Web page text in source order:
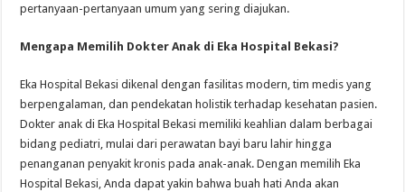
pertanyaan-pertanyaan umum yang sering diajukan.
Mengapa Memilih Dokter Anak di Eka Hospital Bekasi?
Eka Hospital Bekasi dikenal dengan fasilitas modern, tim medis yang
berpengalaman, dan pendekatan holistik terhadap kesehatan pasien.
Dokter anak di Eka Hospital Bekasi memiliki keahlian dalam berbagai
bidang pediatri, mulai dari perawatan bayi baru lahir hingga
penanganan penyakit kronis pada anak-anak. Dengan memilih Eka
Hospital Bekasi, Anda dapat yakin bahwa buah hati Anda akan